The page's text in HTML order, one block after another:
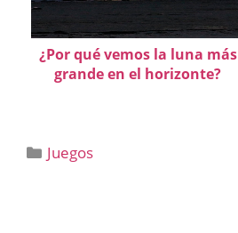
¿Por qué vemos la luna más
grande en el horizonte?
Categorías
Juegos